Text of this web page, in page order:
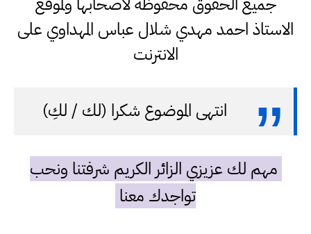
الاستاذ احمد مهدي شلال عباس المهداوي على
الانترنت
انتهى الموضوع شكرا (لك / لكِ)
مهم لك عزيزي الزائر الكريم شرفتنا ونحب
تواجدك معنا